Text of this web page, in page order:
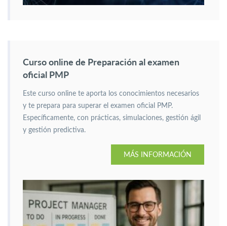
Curso online de Preparación al examen
oficial PMP
Este curso online te aporta los conocimientos necesarios
y te prepara para superar el examen oficial PMP.
Específicamente, con prácticas, simulaciones, gestión ágil
y gestión predictiva.
MÁS INFORMACIÓN